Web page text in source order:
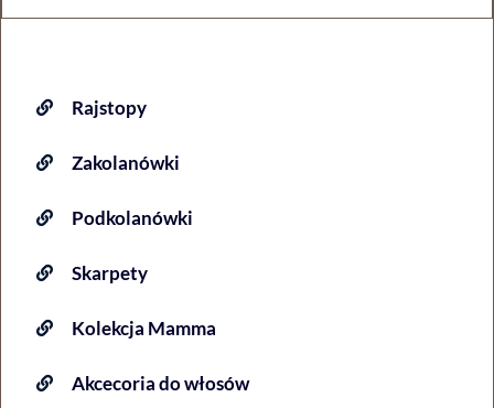
Rajstopy
Zakolanówki
Podkolanówki
Skarpety
Kolekcja Mamma
Akcecoria do włosów